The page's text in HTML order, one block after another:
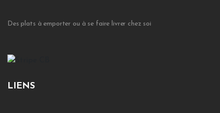
Des plats à emporter ou à se faire livrer chez soi
LIENS